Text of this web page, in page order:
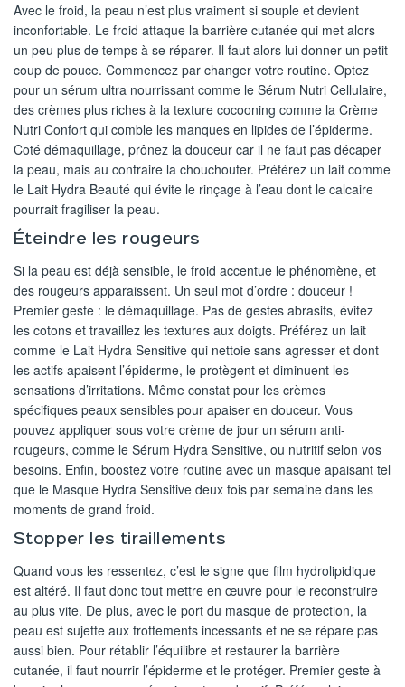
Avec le froid, la peau n’est plus vraiment si souple et devient
inconfortable. Le froid attaque la barrière cutanée qui met alors
un peu plus de temps à se réparer. Il faut alors lui donner un petit
coup de pouce. Commencez par changer votre routine. Optez
pour un sérum ultra nourrissant comme le Sérum Nutri Cellulaire,
des crèmes plus riches à la texture cocooning comme la Crème
Nutri Confort qui comble les manques en lipides de l’épiderme.
Coté démaquillage, prônez la douceur car il ne faut pas décaper
la peau, mais au contraire la chouchouter. Préférez un lait comme
le Lait Hydra Beauté qui évite le rinçage à l’eau dont le calcaire
pourrait fragiliser la peau.
Éteindre les rougeurs
Si la peau est déjà sensible, le froid accentue le phénomène, et
des rougeurs apparaissent. Un seul mot d’ordre : douceur !
Premier geste : le démaquillage. Pas de gestes abrasifs, évitez
les cotons et travaillez les textures aux doigts. Préférez un lait
comme le Lait Hydra Sensitive qui nettoie sans agresser et dont
les actifs apaisent l’épiderme, le protègent et diminuent les
sensations d’irritations. Même constat pour les crèmes
spécifiques peaux sensibles pour apaiser en douceur. Vous
pouvez appliquer sous votre crème de jour un sérum anti-
rougeurs, comme le Sérum Hydra Sensitive, ou nutritif selon vos
besoins. Enfin, boostez votre routine avec un masque apaisant tel
que le Masque Hydra Sensitive deux fois par semaine dans les
moments de grand froid.
Stopper les tiraillements
Quand vous les ressentez, c’est le signe que film hydrolipidique
est altéré. Il faut donc tout mettre en œuvre pour le reconstruire
au plus vite. De plus, avec le port du masque de protection, la
peau est sujette aux frottements incessants et ne se répare pas
aussi bien. Pour rétablir l’équilibre et restaurer la barrière
cutanée, il faut nourrir l’épiderme et le protéger. Premier geste à